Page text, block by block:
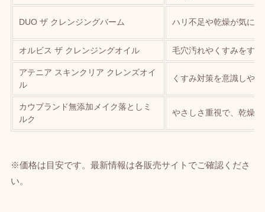
DUO ザ クレンジングバーム ハリ不足や乾燥が気に
オルビス ザ クレンジングオイル 毛穴汚れやくすみをす
アテニア スキンクリア クレンズオイ
ル
くすみ対策を意識しや
カウブランド無添加メイク落としミ
ルク
やさしさ重視で、乾燥
※価格は目安です。最新情報は各販売サイトでご確認くださ
い。